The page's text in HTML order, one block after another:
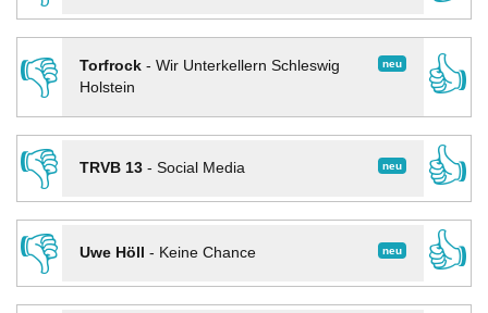
👎
neu
Torfrock- Wir Unterkellern Schleswig
Holstein
👍
👎
neu
TRVB 13- Social Media
👍
👎
neu
Uwe Höll - Keine Chance
👍